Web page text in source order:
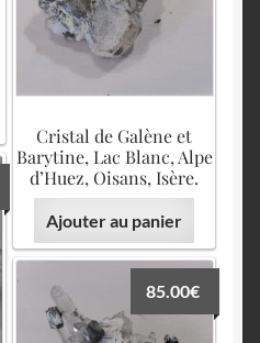
Cristal de Galène et
Barytine, Lac Blanc, Alpe
d’Huez, Oisans, Isère.
Ajouter au panier
85.00€